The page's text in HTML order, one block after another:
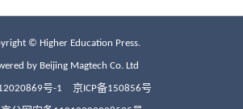
© Higher Education Press.
by Beijing Magtech Co. Ltd
号-1 京ICP备150856号